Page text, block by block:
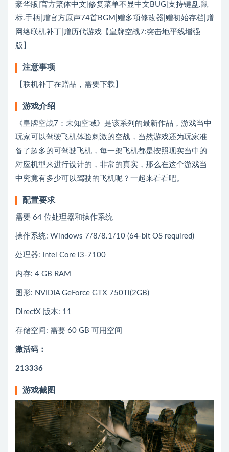
豪华版|官方繁体中文|修复菜单不显中文BUG|支持键盘.鼠
标.手柄|赠官方原声74首BGM|赠多项修改器|赠初始存档|赠
网络联机补丁|赠历代游戏【皇牌空战7:突击地平线增强
版】
注意事项
【联机补丁在赠品，需要下载】
游戏介绍
《皇牌空战7：未知空域》是该系列的最新作品，游戏当中
玩家可以驾驶飞机体验刺激的空战，当然游戏还为玩家准
备了超多的可驾驶飞机，每一架飞机都是按照现实当中的
对应机型来进行设计的，非常的真实，那么在这个游戏当
中究竟有多少可以驾驶的飞机呢？一起来看看吧。
配置要求
需要 64 位处理器和操作系统
操作系统: Windows 7/8/8.1/10 (64-bit OS required)
处理器: Intel Core i3-7100
内存: 4 GB RAM
图形: NVIDIA GeForce GTX 750Ti(2GB)
DirectX 版本: 11
存储空间: 需要 60 GB 可用空间
激活码：
213336
游戏截图